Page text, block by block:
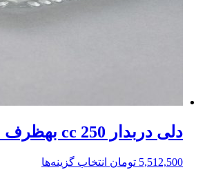
دلی دربدار 250 cc بهظرف 750 عددی
5,512,500 تومان انتخاب گزینه‌ها